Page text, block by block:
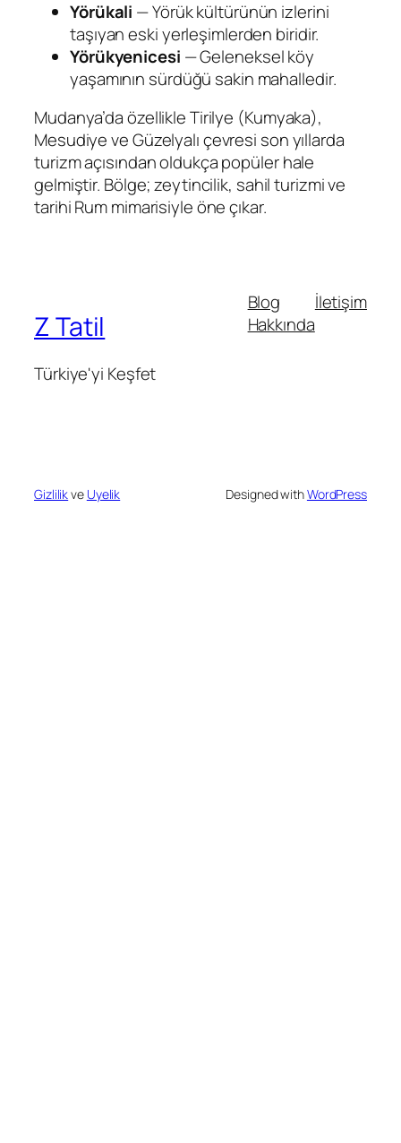
Yörükali — Yörük kültürünün izlerini
taşıyan eski yerleşimlerden biridir.
Yörükyenicesi — Geleneksel köy
yaşamının sürdüğü sakin mahalledir.
Mudanya’da özellikle Tirilye (Kumyaka),
Mesudiye ve Güzelyalı çevresi son yıllarda
turizm açısından oldukça popüler hale
gelmiştir. Bölge; zeytincilik, sahil turizmi ve
tarihi Rum mimarisiyle öne çıkar.
Z Tatil
Türkiye'yi Keşfet
Blog
Hakkında
İletişim
Gizlilikve Uyelik Designed withWordPress